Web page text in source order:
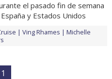
el pasado fin de semana
y Estados Unidos
Ving Rhames
Michelle
1